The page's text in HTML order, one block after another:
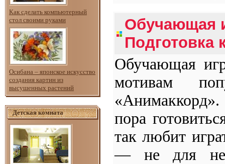
Как сделать компьютерный
стол своими руками
Осибана – японское искусство
создания картин из
высушенных растений
Детская комната
Обучающая
Подготовка
Обучающая
мотивам
пора
так любит
— не для